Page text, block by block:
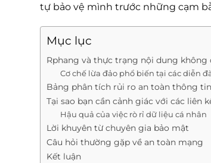
tự bảo vệ mình trước những cạm
Mục lục
Rphang và thực trạng nội dung không
Cơ chế lừa đảo phổ biến tại các diễn
Bảng phân tích rủi ro an toàn thông
Tại sao bạn cần cảnh giác với các liên
Hậu quả của việc rò rỉ dữ liệu cá nhân
Lời khuyên từ chuyên gia bảo mật
Câu hỏi thường gặp về an toàn mạng
Kết luận